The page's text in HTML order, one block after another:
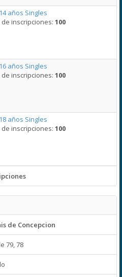
años Singles
de inscripciones:100
años Singles
de inscripciones:100
años Singles
de inscripciones:100
de Concepcion
79, 78